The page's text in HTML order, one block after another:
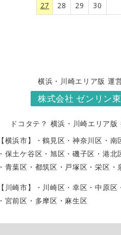
27
28 29 30
横浜・川崎エリア版 運
株式会社 ゼンリン
ドコタテ？ 横浜・川崎エリア版
【横浜市】
・鶴見区 ・神奈川区 ・南
・保土ケ谷区 ・旭区 ・磯子区 ・港北
・青葉区 ・都筑区 ・戸塚区 ・栄区
【川崎市】 ・川崎区 ・幸区 ・中原区
・宮前区 ・多摩区 ・麻生区